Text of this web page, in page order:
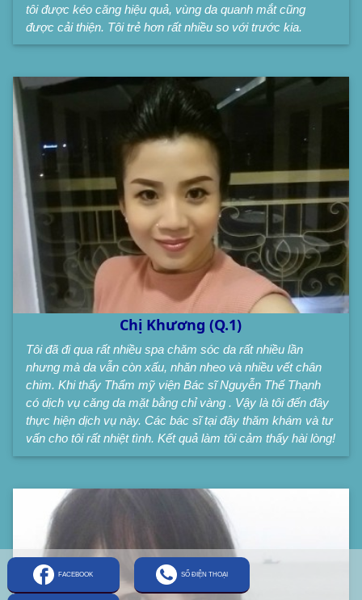
tôi được kéo căng hiệu quả, vùng da quanh mắt cũng
được cải thiện. Tôi trẻ hơn rất nhiều so với trước kia.
Chị Khương (Q.1)
Tôi đã đi qua rất nhiều spa chăm sóc da rất nhiều lần
nhưng mà da vẫn còn xấu, nhăn nheo và nhiều vết chân
chim. Khi thấy Thẩm mỹ viện Bác sĩ Nguyễn Thế Thạnh
có dịch vụ căng da mặt bằng chỉ vàng . Vậy là tôi đến đây
thực hiện dịch vụ này. Các bác sĩ tại đây thăm khám và tư
vấn cho tôi rất nhiệt tình. Kết quả làm tôi cảm thấy hài lòng!
FACEBOOK SỐ ĐIỆN THOẠI